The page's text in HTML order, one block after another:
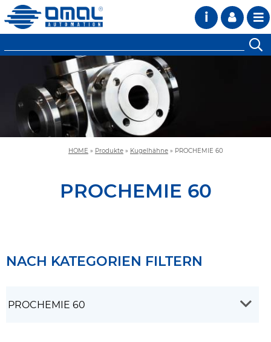
i
HOME » Produkte » Kugelhähne » PROCHEMIE 60
PROCHEMIE 60
NACH KATEGORIEN FILTERN